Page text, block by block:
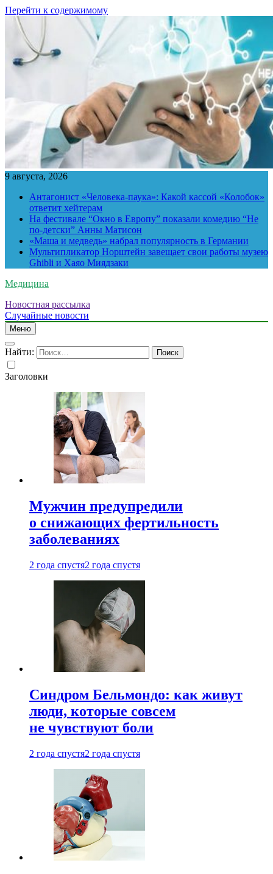
Перейти к содержимому
9 августа, 2026
Антагонист «Человека-паука»: Какой кассой «Колобок»
ответит хейтерам
На фестивале “Окно в Европу” показали комедию “Не
по-детски” Анны Матисон
«Маша и медведь» набрал популярность в Германии
Мультипликатор Норштейн завещает свои работы музею
Ghibli и Хаяо Миядзаки
Медицина
Новостная рассылка
Случайные новости
Меню
Найти:
Заголовки
Мужчин предупредили
о снижающих фертильность
заболеваниях
2 года спустя2 года спустя
Синдром Бельмондо: как живут
люди, которые совсем
не чувствуют боли
2 года спустя2 года спустя